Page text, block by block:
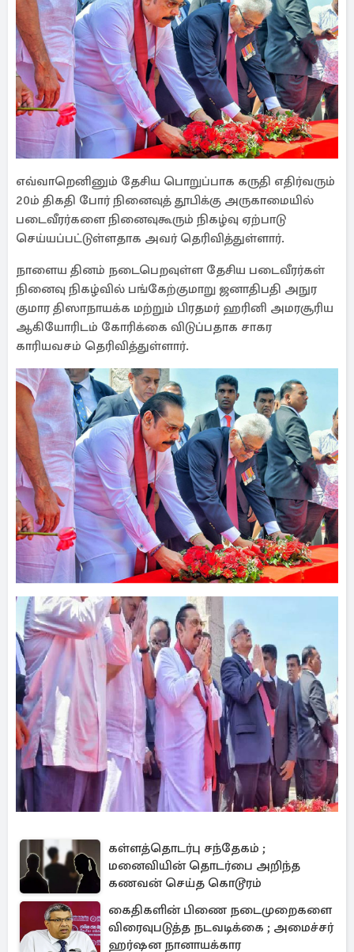
எவ்வாறெனினும் தேசிய பொறுப்பாக கருதி எதிர்வரும்
20ம் திகதி போர் நினைவுத் தூபிக்கு அருகாமையில்
படைவீரர்களை நினைவுகூரும் நிகழ்வு ஏற்பாடு
செய்யப்பட்டுள்ளதாக அவர் தெரிவித்துள்ளார்.
நாளைய தினம் நடைபெறவுள்ள தேசிய படைவீரர்கள்
நினைவு நிகழ்வில் பங்கேற்குமாறு ஜனாதிபதி அநுர
குமார திஸாநாயக்க மற்றும் பிரதமர் ஹரினி அமரசூரிய
ஆகியோரிடம் கோரிக்கை விடுப்பதாக சாகர
காரியவசம் தெரிவித்துள்ளார்.
கள்ளத்தொடர்பு சந்தேகம் ;
மனைவியின் தொடர்பை அறிந்த
கணவன் செய்த கொடூரம்
கைதிகளின் பிணை நடைமுறைகளை
விரைவுபடுத்த நடவடிக்கை ; அமைச்சர்
ஹர்ஷன நானாயக்கார